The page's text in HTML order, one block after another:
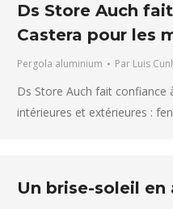
Ds Store Auch
Castera pour les
Pergola aluminium Par Luis
Ds Store Auch fait confiance
intérieures et extérieures :
Un brise-soleil